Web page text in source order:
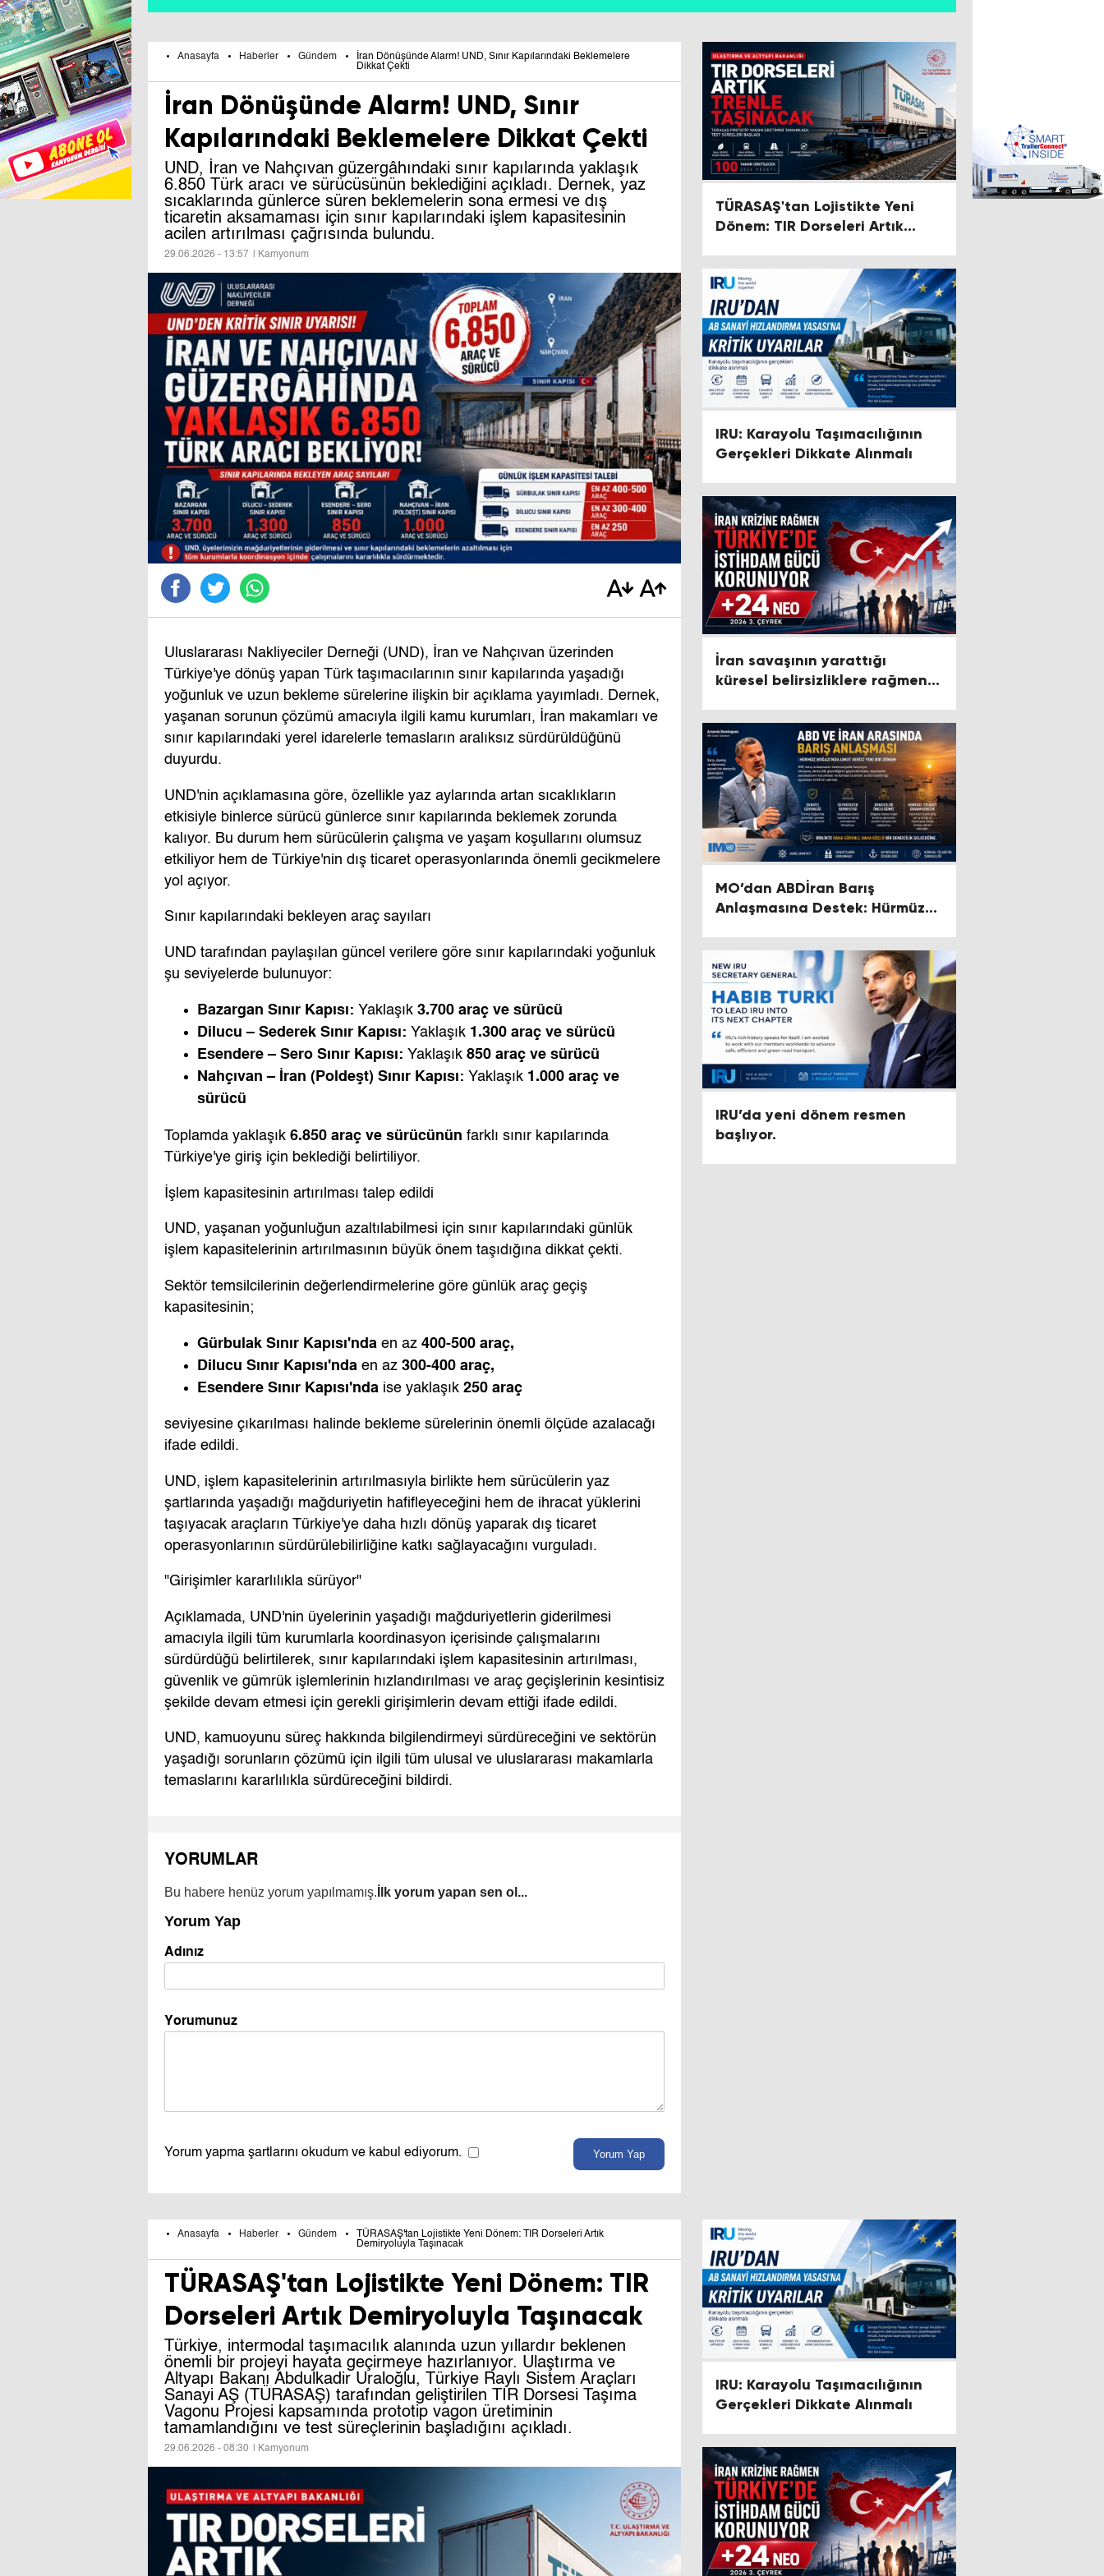
Anasayfa Haberler Gündem
İran Dönüşünde Alarm! UND, Sınır Kapılarındaki Beklemelere
Dikkat Çekti
İran Dönüşünde Alarm! UND, Sınır
Kapılarındaki Beklemelere Dikkat Çekti
UND, İran ve Nahçıvan güzergâhındaki sınır kapılarında yaklaşık
6.850 Türk aracı ve sürücüsünün beklediğini açıkladı. Dernek, yaz
sıcaklarında günlerce süren beklemelerin sona ermesi ve dış
ticaretin aksamaması için sınır kapılarındaki işlem kapasitesinin
acilen artırılması çağrısında bulundu.
29.06.2026 - 13:57 | Kamyonum
Uluslararası Nakliyeciler Derneği (UND), İran ve Nahçıvan üzerinden
Türkiye'ye dönüş yapan Türk taşımacılarının sınır kapılarında yaşadığı
yoğunluk ve uzun bekleme sürelerine ilişkin bir açıklama yayımladı. Dernek,
yaşanan sorunun çözümü amacıyla ilgili kamu kurumları, İran makamları ve
sınır kapılarındaki yerel idarelerle temasların aralıksız sürdürüldüğünü
duyurdu.
UND'nin açıklamasına göre, özellikle yaz aylarında artan sıcaklıkların
etkisiyle binlerce sürücü günlerce sınır kapılarında beklemek zorunda
kalıyor. Bu durum hem sürücülerin çalışma ve yaşam koşullarını olumsuz
etkiliyor hem de Türkiye'nin dış ticaret operasyonlarında önemli gecikmelere
yol açıyor.
Sınır kapılarındaki bekleyen araç sayıları
UND tarafından paylaşılan güncel verilere göre sınır kapılarındaki yoğunluk
şu seviyelerde bulunuyor:
Bazargan Sınır Kapısı: Yaklaşık 3.700 araç ve sürücü
Dilucu – Sederek Sınır Kapısı: Yaklaşık 1.300 araç ve sürücü
Esendere – Sero Sınır Kapısı: Yaklaşık 850 araç ve sürücü
Nahçıvan – İran (Poldeşt) Sınır Kapısı: Yaklaşık 1.000 araç ve
sürücü
Toplamda yaklaşık 6.850 araç ve sürücünün farklı sınır kapılarında
Türkiye'ye giriş için beklediği belirtiliyor.
İşlem kapasitesinin artırılması talep edildi
UND, yaşanan yoğunluğun azaltılabilmesi için sınır kapılarındaki günlük
işlem kapasitelerinin artırılmasının büyük önem taşıdığına dikkat çekti.
Sektör temsilcilerinin değerlendirmelerine göre günlük araç geçiş
kapasitesinin;
Gürbulak Sınır Kapısı'nda en az 400-500 araç,
Dilucu Sınır Kapısı'nda en az 300-400 araç,
Esendere Sınır Kapısı'nda ise yaklaşık 250 araç
seviyesine çıkarılması halinde bekleme sürelerinin önemli ölçüde azalacağı
ifade edildi.
UND, işlem kapasitelerinin artırılmasıyla birlikte hem sürücülerin yaz
şartlarında yaşadığı mağduriyetin hafifleyeceğini hem de ihracat yüklerini
taşıyacak araçların Türkiye'ye daha hızlı dönüş yaparak dış ticaret
operasyonlarının sürdürülebilirliğine katkı sağlayacağını vurguladı.
"Girişimler kararlılıkla sürüyor"
Açıklamada, UND'nin üyelerinin yaşadığı mağduriyetlerin giderilmesi
amacıyla ilgili tüm kurumlarla koordinasyon içerisinde çalışmalarını
sürdürdüğü belirtilerek, sınır kapılarındaki işlem kapasitesinin artırılması,
güvenlik ve gümrük işlemlerinin hızlandırılması ve araç geçişlerinin kesintisiz
şekilde devam etmesi için gerekli girişimlerin devam ettiği ifade edildi.
UND, kamuoyunu süreç hakkında bilgilendirmeyi sürdüreceğini ve sektörün
yaşadığı sorunların çözümü için ilgili tüm ulusal ve uluslararası makamlarla
temaslarını kararlılıkla sürdüreceğini bildirdi.
YORUMLAR
Bu habere henüz yorum yapılmamış. İlk yorum yapan sen ol...
Yorum Yap
Adınız
Yorumunuz
Yorum yapma şartlarını okudum ve kabul ediyorum. Yorum Yap
TÜRASAŞ'tan Lojistikte Yeni
Dönem: TIR Dorseleri Artık
IRU: Karayolu Taşımacılığının
Gerçekleri Dikkate Alınmalı
İran savaşının yarattığı
küresel belirsizliklere rağmen
görünümünü koruyor
MO’dan ABDİran Barış
Anlaşmasına Destek: Hürmüz
Tesisi Hedefleniyor
IRU’da yeni dönem resmen
başlıyor.
Anasayfa Haberler Gündem
TÜRASAŞ'tan Lojistikte Yeni Dönem: TIR Dorseleri Artık
Demiryoluyla Taşınacak
TÜRASAŞ'tan Lojistikte Yeni Dönem: TIR
Dorseleri Artık Demiryoluyla Taşınacak
Türkiye, intermodal taşımacılık alanında uzun yıllardır beklenen
önemli bir projeyi hayata geçirmeye hazırlanıyor. Ulaştırma ve
Altyapı Bakanı Abdulkadir Uraloğlu, Türkiye Raylı Sistem Araçları
Sanayi AŞ (TÜRASAŞ) tarafından geliştirilen TIR Dorsesi Taşıma
Vagonu Projesi kapsamında prototip vagon üretiminin
tamamlandığını ve test süreçlerinin başladığını açıkladı.
29.06.2026 - 08:30 | Kamyonum
IRU: Karayolu Taşımacılığının
Gerçekleri Dikkate Alınmalı